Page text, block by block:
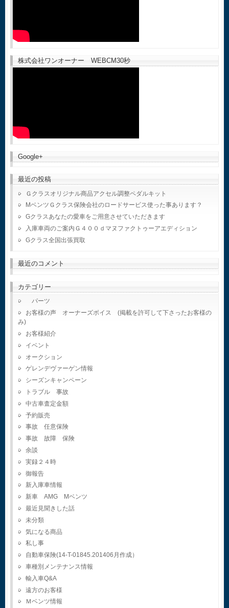
株式会社ワンオーナー WEBCM30秒
Google+
最近の投稿
Ｇクラスオリジナル商品アクセル調整ペダルキット
MベンツＧクラス保険会社のロードサービス使った事あります？
Gクラスあなたの愛車をご用意させていただきます
入庫車両のご案内Ｇ４００ｄマヌファクトゥーアエディション
Gクラス全国出張買取
最近のコメント
カテゴリー
パーツ
お客様の声 オーナーズボイス (掲載を許可して下さったお客様の
み)
お客様紹介
イベント
オークション
ゲレンデヴァーゲン情報
シーズンキャンペーン
トラブル 事故
中古車査定金額
予約販売
事故 任意保険
事故 故障 保険
余談
実録２４時
御報告
新入庫車情報
新車 AMG Mベンツ
最近見聞きした話
未分類
気になる商品
私し事
自動車保険(14-T-01845.201406月作成）
車種別メンテナンス情報
輸入車Q&A
遠方のお客様
Ｍベンツ情報